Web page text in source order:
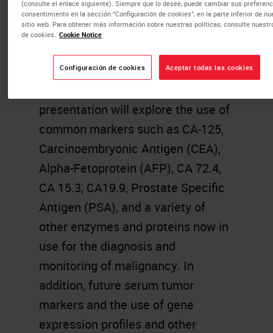
measured. No tumor marker now
available has met this ideal, but
development and discovery
continues in the use of these
presentation will explore the use of
common markers such as CA-125,
Carcinoembryonic Antigen (CEA),
Alpha-Fetoprotein (AFP), CA 72.4,
CA 15.3, CA19.9, Prostate Specific
Antigen (PSA), and a variety of
other enzymes and proteins now in
use for the diagnosis and
monitoring of malignancy. In
addition, future serum tumor
markers and the use of gene
expression profiles and other
(consulte el enlace siguiente). Siempre que lo desee, puede cambiar sus
consentimiento en la sección “Configuración de cookies”, en la parte inferior de
sitio web. Para obtener más información sobre nuestras políticas, consulte
de cookies.
Cookie Notice
Configuración de cookies Aceptar todas las cookies